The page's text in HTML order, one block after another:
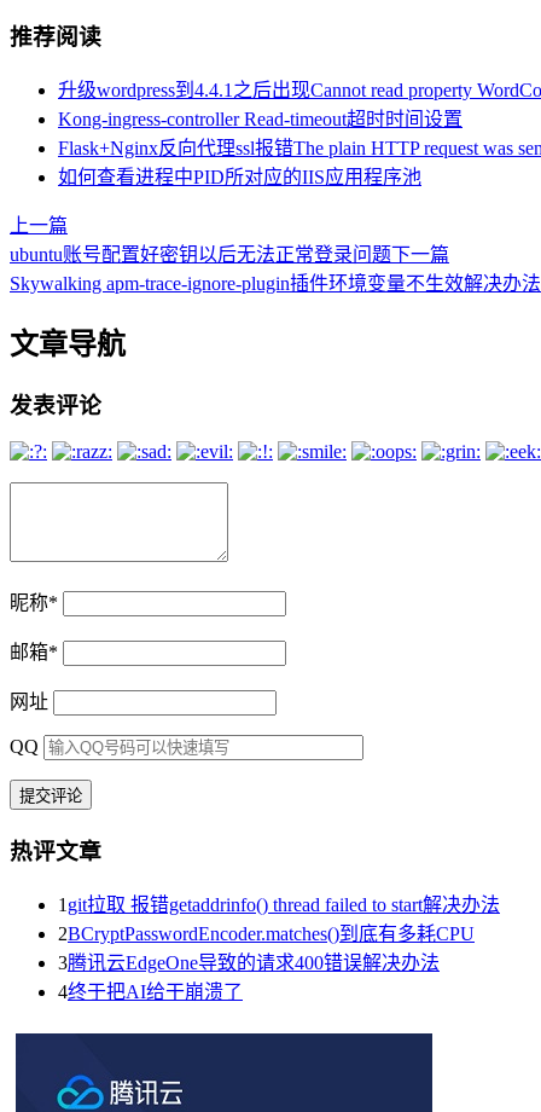
推荐阅读
升级wordpress到4.4.1之后出现Cannot read property
Kong-ingress-controller Read-timeout超时时间设置
Flask+Nginx反向代理ssl报错The plain HTTP request was
如何查看进程中PID所对应的IIS应用程序池
上一篇
ubuntu账号配置好密钥以后无法正常登录问题下一篇
Skywalking apm-trace-ignore-plugin插件环境变量不生效解决办法
文章导航
发表评论
昵称*
邮箱*
网址
QQ
热评文章
1 git拉取 报错getaddrinfo() thread failed to start解决办法
2BCryptPasswordEncoder.matches()到底有多耗CPU
3腾讯云EdgeOne导致的请求400错误解决办法
4终于把AI给干崩溃了